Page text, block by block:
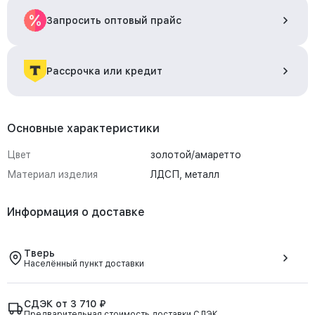
Запросить оптовый прайс
Рассрочка или кредит
Основные характеристики
Цвет
золотой/амаретто
Материал изделия
ЛДСП, металл
Информация о доставке
Тверь
Населённый пункт доставки
СДЭК от 3 710 ₽